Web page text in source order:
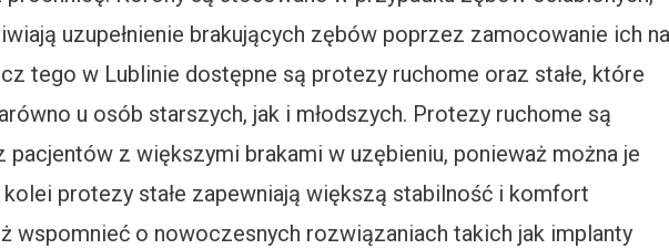
uzupełnienie brakujących zębów poprzez zamocowanie ich na
tego w Lublinie dostępne są protezy ruchome oraz stałe, które
u osób starszych, jak i młodszych. Protezy ruchome są
z większymi brakami w uzębieniu, ponieważ można je
kolei protezy stałe zapewniają większą stabilność i komfort
wspomnieć o nowoczesnych rozwiązaniach takich jak implanty